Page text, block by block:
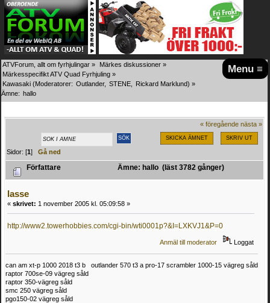
Menu ≡
ATVForum, allt om fyrhjulingar » Märkes diskussioner »
Märkesspecifikt ATV Quad Fyrhjuling »
Kawasaki (Moderatorer: Outlander, STENE Rickard Marklund) »
Ämne: hallo
« föregående nästa »
SKICKA ÄMNET SKRIV UT
Sidor: [1]Gå ned
Författare Ämne: hallo (läst 3782 gånger)
lasse
« skrivet: 1 november 2005 kl. 05:09:58 »
http://www2.towerhobbies.com/cgi-bin/wti0001p?&I=LXKVJ1&P=0
Anmäl till moderator Loggat
can am xt-p 1000 2018 t3 b outlander 570 t3 a pro-17 scrambler 1000-15 vägreg såld
raptor 700se-09 vägreg såld
raptor 350-vägreg såld
smc 250 vägreg såld
pgo150-02 vägreg såld